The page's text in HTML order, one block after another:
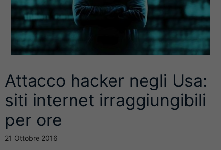
Attacco hacker negli Usa:
siti internet irraggiungibili
per ore
21 Ottobre 2016